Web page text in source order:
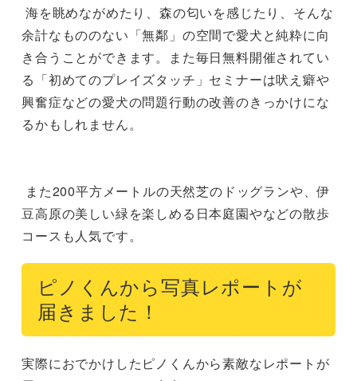
余計なもののない「無鄰」の空間で愛犬と純粋に向
き合うことができます。また毎日無料開催されてい
る「初めてのプレイズタッチ」セミナーは吠え癖や
興奮症などの愛犬の問題行動の改善のきっかけにな
るかもしれません。
豆高原の美しい緑を楽しめる日本庭園やなどの散歩
コースも人気です。
ピノくんから写真レポートが
届きました！
実際におでかけしたピノくんから素敵なレポートが